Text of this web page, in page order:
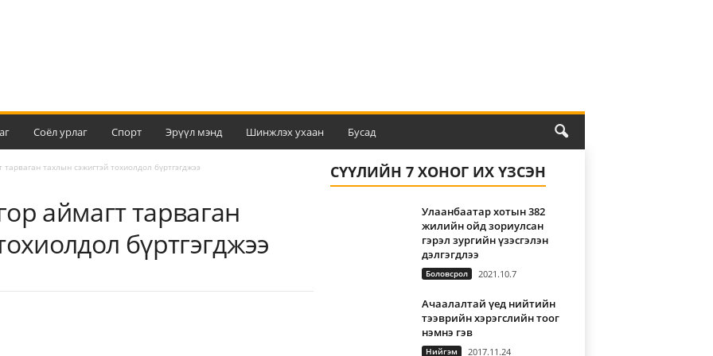
Соёл урлаг Спорт Эрүүл мэнд Шинжлэх ухаан Бусад
тахлын сэжигтэй тохиолдол бүртгэгджээ
аймагт тарваган
бүртгэгджээ
СҮҮЛИЙН 7 ХОНОГ ИХ ҮЗСЭН
Улаанбаатар хотын 382
жилийн ойд зориулсан
гэрэл зургийн үзэсгэлэн
дэлгэгдлээ
Боловсрол 2021.10.7
Ачаалалтай үед нийтийн
тээврийн хэрэгслийн тоог
нэмнэ гэв
Нийгэм 2017.11.24